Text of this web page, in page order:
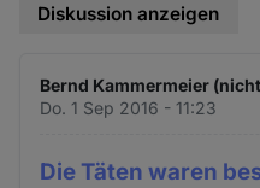
Diskussion anzeigen
Bernd Kammermeier
Do. 1 Sep 2016 - 11:23
Die Täten waren